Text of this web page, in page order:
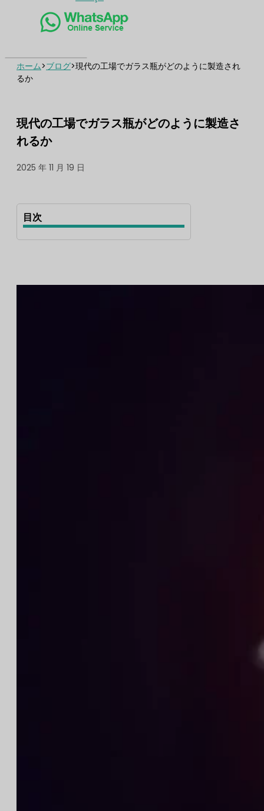
ホーム>ブログ>現代の工場でガラス瓶がどのように製造され
るか
現代の工場でガラス瓶がどのように製造さ
れるか
2025 年 11 月 19 日
目次